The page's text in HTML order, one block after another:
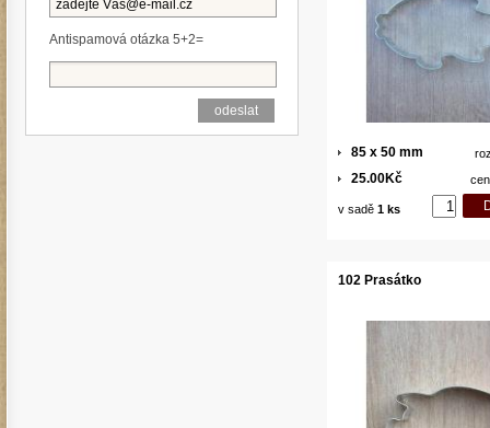
85 x 50 mm
25.00Kč
v sadě 1 ks
102 Prasátko
Antispamová otázka 5+2=